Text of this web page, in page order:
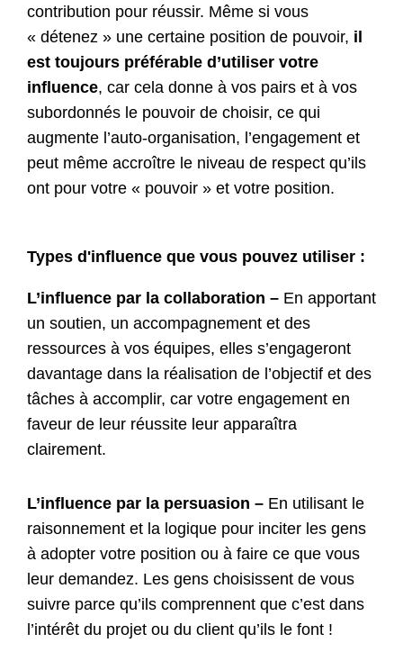
contribution pour réussir. Même si vous
« détenez » une certaine position de pouvoir, il
est toujours préférable d’utiliser votre
influence, car cela donne à vos pairs et à vos
subordonnés le pouvoir de choisir, ce qui
augmente l’auto-organisation, l’engagement et
peut même accroître le niveau de respect qu’ils
ont pour votre « pouvoir » et votre position.
Types d'influence que vous pouvez utiliser :
L’influence par la collaboration – En apportant
un soutien, un accompagnement et des
ressources à vos équipes, elles s’engageront
davantage dans la réalisation de l’objectif et des
tâches à accomplir, car votre engagement en
faveur de leur réussite leur apparaîtra
clairement.
L’influence par la persuasion – En utilisant le
raisonnement et la logique pour inciter les gens
à adopter votre position ou à faire ce que vous
leur demandez. Les gens choisissent de vous
suivre parce qu’ils comprennent que c’est dans
l’intérêt du projet ou du client qu’ils le font !